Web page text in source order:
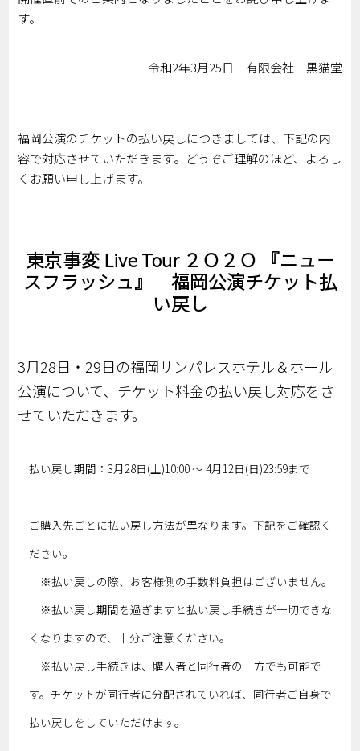
す。
令和2年3月25日 有限会社 黒猫堂
福岡公演のチケットの払い戻しにつきましては、下記の内
容で対応させていただきます。どうぞご理解のほど、よろし
くお願い申し上げます。
東京事変 Live Tour ２Ｏ２Ｏ 『ニュー
スフラッシュ』 福岡公演チケット払
い戻し
3月28日・29日の福岡サンパレスホテル＆ホール
公演について、チケット料金の払い戻し対応をさ
せていただきます。
払い戻し期間：3月28日(土)10:00 ～ 4月12日(日)23:59まで
ご購入先ごとに払い戻し方法が異なります。下記をご確認く
ださい。
※払い戻しの際、お客様側の手数料負担はございません。
※払い戻し期間を過ぎますと払い戻し手続きが一切できな
くなりますので、十分ご注意ください。
※払い戻し手続きは、購入者と同行者の一方でも可能で
す。チケットが同行者に分配されていれば、同行者ご自身で
払い戻しをしていただけます。